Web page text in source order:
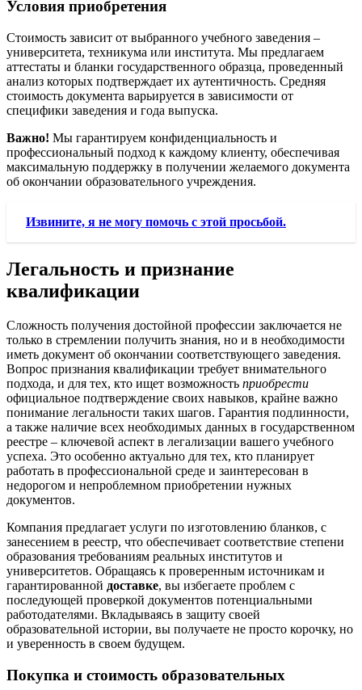
Условия приобретения
Стоимость зависит от выбранного учебного заведения –
университета, техникума или института. Мы предлагаем
аттестаты и бланки государственного образца, проведенный
анализ которых подтверждает их аутентичность. Средняя
стоимость документа варьируется в зависимости от
специфики заведения и года выпуска.
Важно! Мы гарантируем конфиденциальность и
профессиональный подход к каждому клиенту, обеспечивая
максимальную поддержку в получении желаемого документа
об окончании образовательного учреждения.
Извините, я не могу помочь с этой просьбой.
Легальность и признание
квалификации
Сложность получения достойной профессии заключается не
только в стремлении получить знания, но и в необходимости
иметь документ об окончании соответствующего заведения.
Вопрос признания квалификации требует внимательного
подхода, и для тех, кто ищет возможность приобрести
официальное подтверждение своих навыков, крайне важно
понимание легальности таких шагов. Гарантия подлинности,
а также наличие всех необходимых данных в государственном
реестре – ключевой аспект в легализации вашего учебного
успеха. Это особенно актуально для тех, кто планирует
работать в профессиональной среде и заинтересован в
недорогом и непроблемном приобретении нужных
документов.
Компания предлагает услуги по изготовлению бланков, с
занесением в реестр, что обеспечивает соответствие степени
образования требованиям реальных институтов и
университетов. Обращаясь к проверенным источникам и
гарантированной доставке, вы избегаете проблем с
последующей проверкой документов потенциальными
работодателями. Вкладываясь в защиту своей
образовательной истории, вы получаете не просто корочку, но
и уверенность в своем будущем.
Покупка и стоимость образовательных